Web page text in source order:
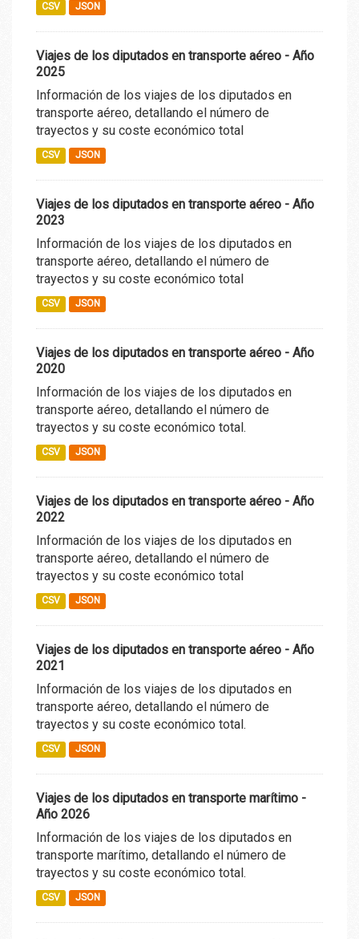
CSV JSON
Viajes de los diputados en transporte aéreo - Año
2025
Información de los viajes de los diputados en
transporte aéreo, detallando el número de
trayectos y su coste económico total
CSV JSON
Viajes de los diputados en transporte aéreo - Año
2023
Información de los viajes de los diputados en
transporte aéreo, detallando el número de
trayectos y su coste económico total
CSV JSON
Viajes de los diputados en transporte aéreo - Año
2020
Información de los viajes de los diputados en
transporte aéreo, detallando el número de
trayectos y su coste económico total.
CSV JSON
Viajes de los diputados en transporte aéreo - Año
2022
Información de los viajes de los diputados en
transporte aéreo, detallando el número de
trayectos y su coste económico total
CSV JSON
Viajes de los diputados en transporte aéreo - Año
2021
Información de los viajes de los diputados en
transporte aéreo, detallando el número de
trayectos y su coste económico total.
CSV JSON
Viajes de los diputados en transporte marítimo -
Año 2026
Información de los viajes de los diputados en
transporte marítimo, detallando el número de
trayectos y su coste económico total.
CSV JSON